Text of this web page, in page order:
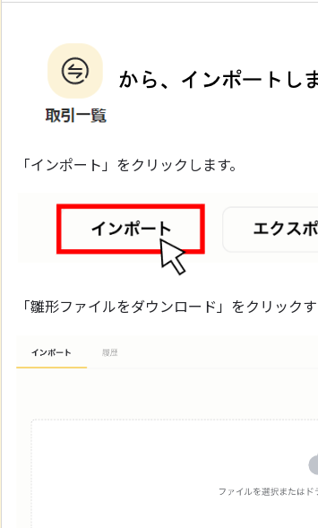
「インポート」をクリックします。
「雛形ファイルをダウンロード」をクリック